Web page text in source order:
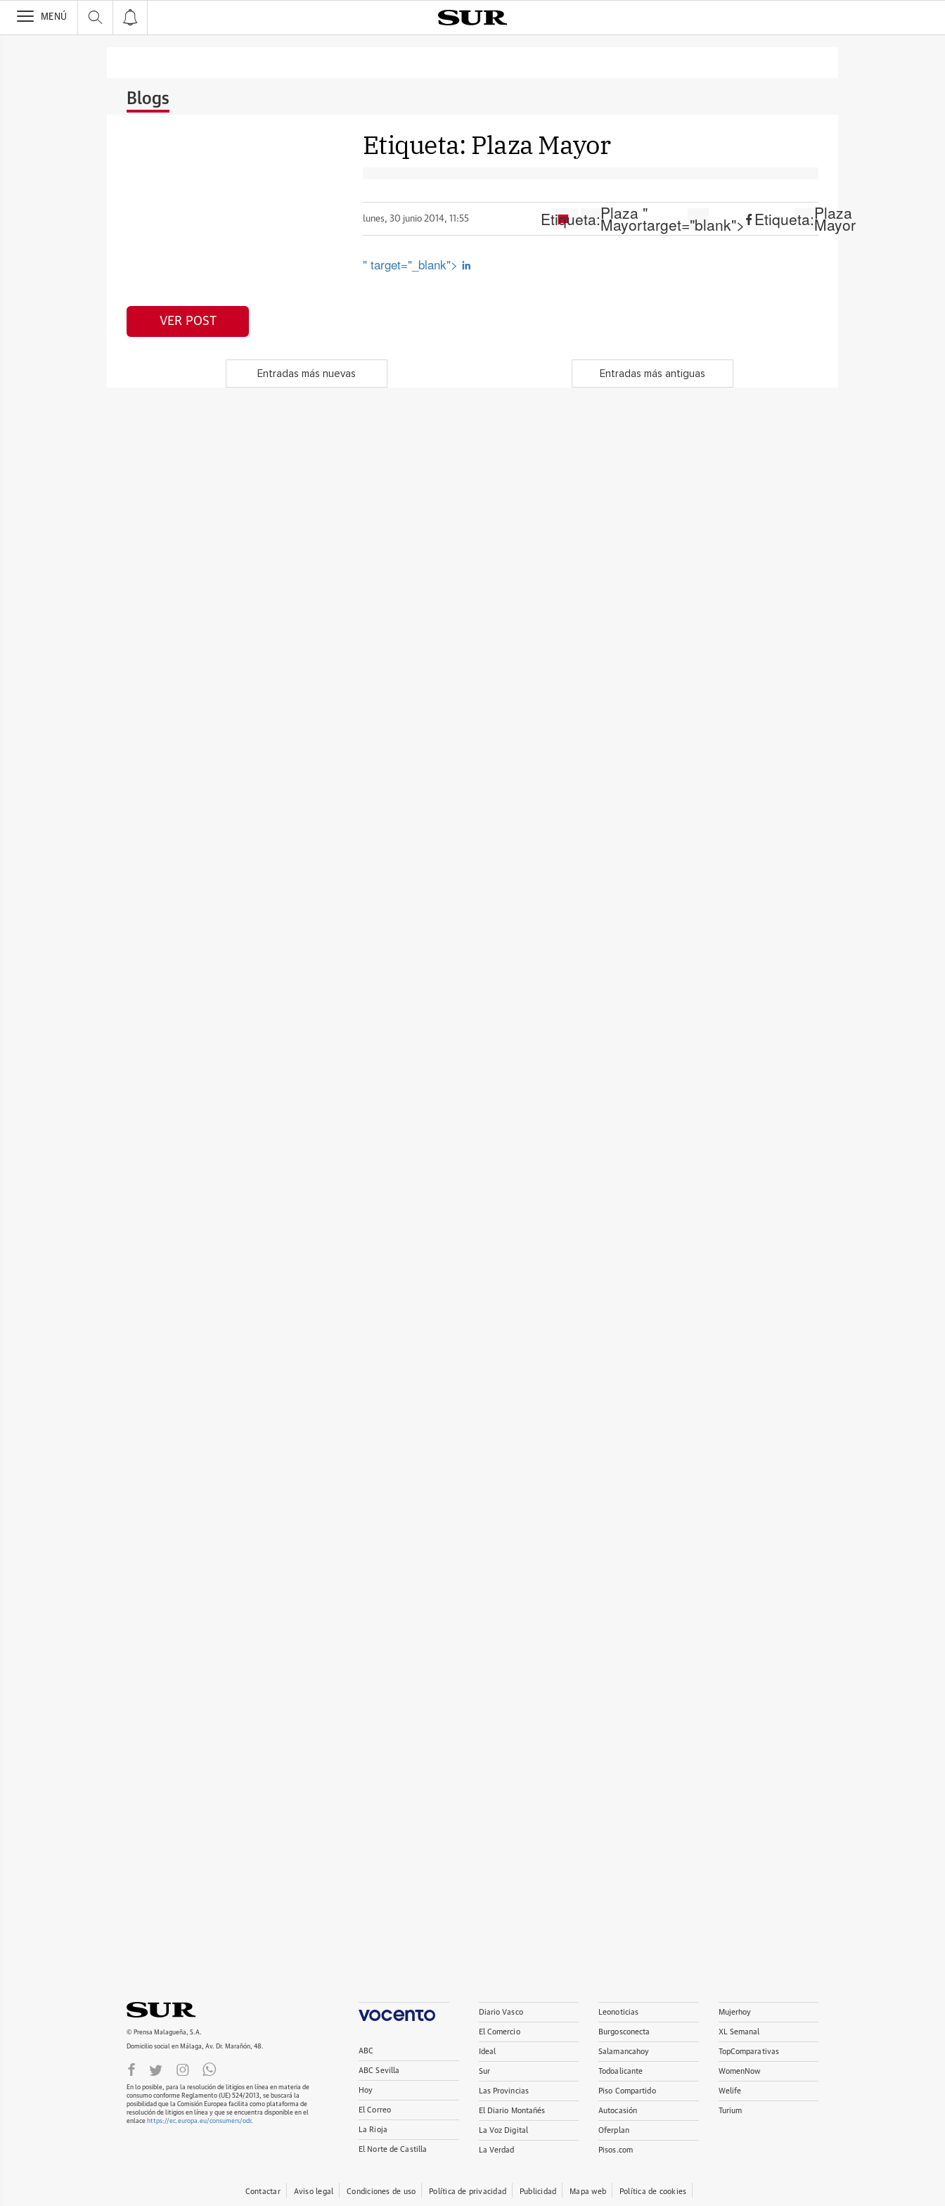
>
MENÚ
Blogs
Etiqueta: Plaza Mayor
lunes, 30 junio 2014, 11:55 Etiqueta:Plaza
Mayor
"
target="blank"> Etiqueta:Plaza
Mayor
" target="_blank">
VER POST
Entradas más nuevas Entradas más antiguas
© Prensa Malagueña, S.A.
Domicilio social en Málaga, Av. Dr. Marañón, 48.
En lo posible, para la resolución de litigios en línea en materia de
consumo conforme Reglamento (UE) 524/2013, se buscará la
posibilidad que la Comisión Europea facilita como plataforma de
resolución de litigios en línea y que se encuentra disponible en el
enlace https://ec.europa.eu/consumers/odr.
ABC
ABC Sevilla
Hoy
El Correo
La Rioja
El Norte de Castilla
Diario Vasco
El Comercio
Ideal
Sur
Las Provincias
El Diario Montañés
La Voz Digital
La Verdad
Leonoticias
Burgosconecta
Salamancahoy
Todoalicante
Piso Compartido
Autocasión
Oferplan
Pisos.com
Mujerhoy
XL Semanal
TopComparativas
WomenNow
Welife
Turium
Contactar Aviso legal Condiciones de uso Política de privacidad Publicidad Mapa web Política de cookies